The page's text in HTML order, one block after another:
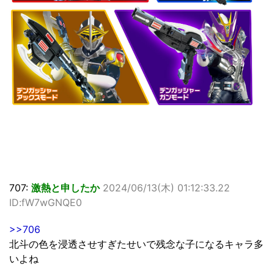
707: 激熱と申したか 2024/06/13(木) 01:12:33.22
ID:fW7wGNQE0
>>706
北斗の色を浸透させすぎたせいで残念な子になるキャラ多
いよね